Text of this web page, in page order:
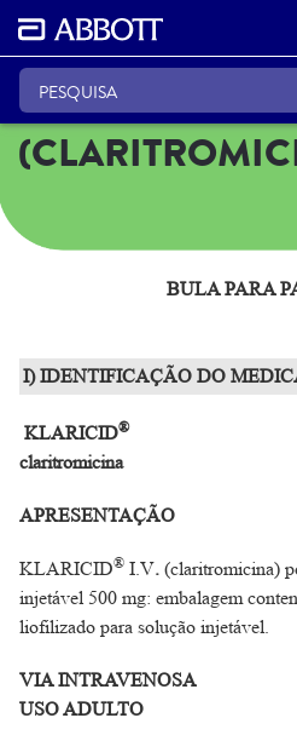
KLARICID IV
BULA PARA
I) IDENTIFICAÇÃO DO
KLARICID®
claritromicina
APRESENTAÇÃO
KLARICID® I.V. (claritromicina)
injetável 500 mg: embalagem
liofilizado para solução injetável.
VIA INTRAVENOSA
USO ADULTO